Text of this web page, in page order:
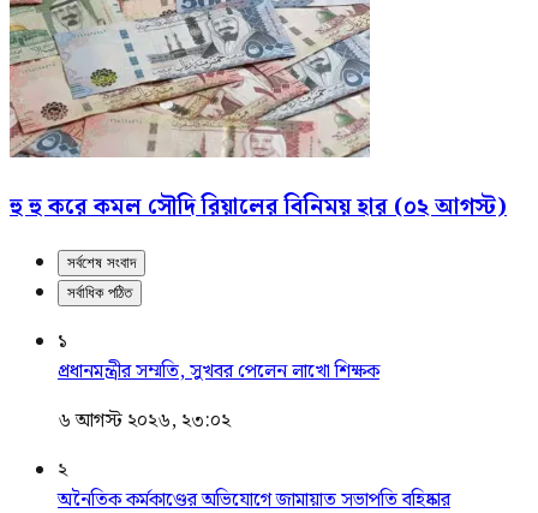
হু হু করে কমল সৌদি রিয়ালের বিনিময় হার (০২ আগস্ট)
সর্বশেষ সংবাদ
সর্বাধিক পঠিত
১
প্রধানমন্ত্রীর সম্মতি, সুখবর পেলেন লাখো শিক্ষক
৬ আগস্ট ২০২৬, ২৩:০২
২
অনৈতিক কর্মকাণ্ডের অভিযোগে জামায়াত সভাপতি বহিষ্কার